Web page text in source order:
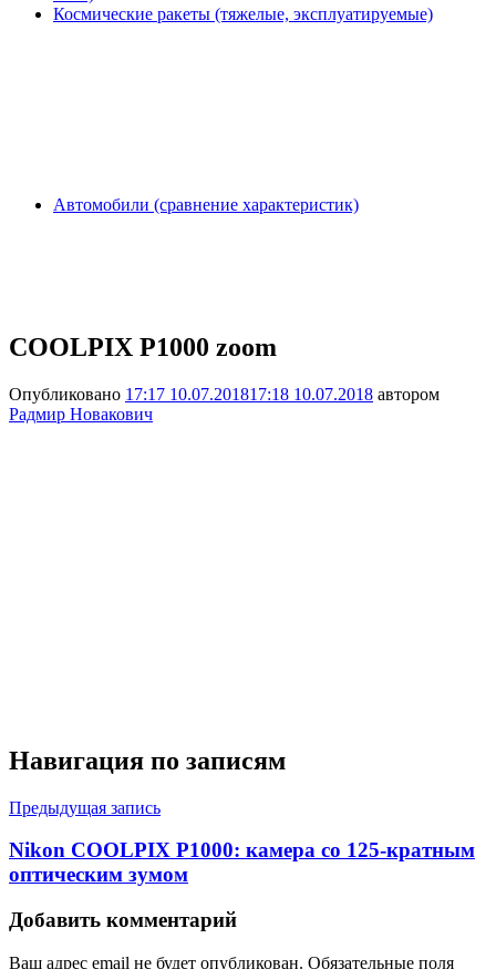
Космические ракеты (тяжелые, эксплуатируемые)
Автомобили (сравнение характеристик)
COOLPIX P1000 zoom
Опубликовано 17:17 10.07.201817:18 10.07.2018 автором
Радмир Новакович
Навигация по записям
Предыдущая запись
Nikon COOLPIX P1000: камера со 125-кратным
оптическим зумом
Добавить комментарий
Ваш адрес email не будет опубликован. Обязательные поля